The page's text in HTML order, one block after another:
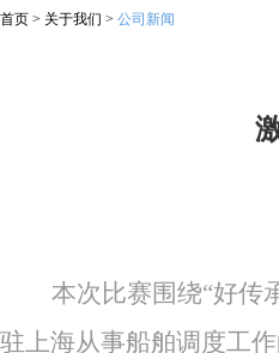
首页 > 关于我们 > 公司新闻
本次比赛围绕“好传
驻上海从事船舶调度工作